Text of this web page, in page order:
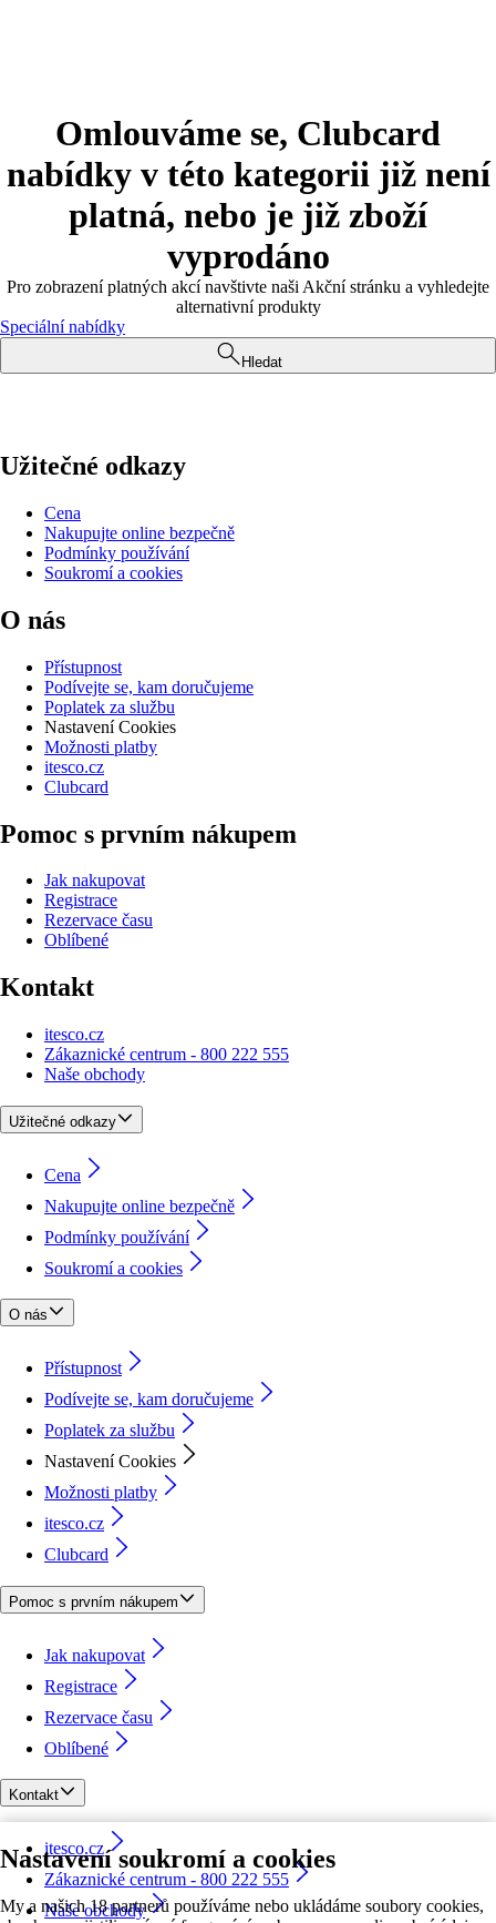
Nastavení soukromí a cookies
My a našich 18 partnerů používáme nebo ukládáme soubory cookies,
Omlouváme se, Clubcard
nabídky v této kategorii již není
platná, nebo je již zboží
vyprodáno
Pro zobrazení platných akcí navštivte naši Akční stránku a vyhledejte
alternativní produkty
Speciální nabídky
Hledat
Užitečné odkazy
Cena
Nakupujte online bezpečně
Podmínky používání
Soukromí a cookies
O nás
Přístupnost
Podívejte se, kam doručujeme
Poplatek za službu
Nastavení Cookies
Možnosti platby
itesco.cz
Clubcard
Pomoc s prvním nákupem
Jak nakupovat
Registrace
Rezervace času
Oblíbené
Kontakt
itesco.cz
Zákaznické centrum - 800 222 555
Naše obchody
Užitečné odkazy
Cena
Nakupujte online bezpečně
Podmínky používání
Soukromí a cookies
O nás
Přístupnost
Podívejte se, kam doručujeme
Poplatek za službu
Nastavení Cookies
Možnosti platby
itesco.cz
Clubcard
Pomoc s prvním nákupem
Jak nakupovat
Registrace
Rezervace času
Oblíbené
Kontakt
itesco.cz
Zákaznické centrum - 800 222 555
Naše obchody